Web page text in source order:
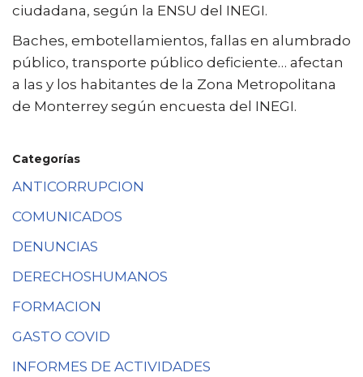
ciudadana, según la ENSU del INEGI.
Baches, embotellamientos, fallas en alumbrado
público, transporte público deficiente… afectan
a las y los habitantes de la Zona Metropolitana
de Monterrey según encuesta del INEGI.
Categorías
ANTICORRUPCION
COMUNICADOS
DENUNCIAS
DERECHOSHUMANOS
FORMACION
GASTO COVID
INFORMES DE ACTIVIDADES